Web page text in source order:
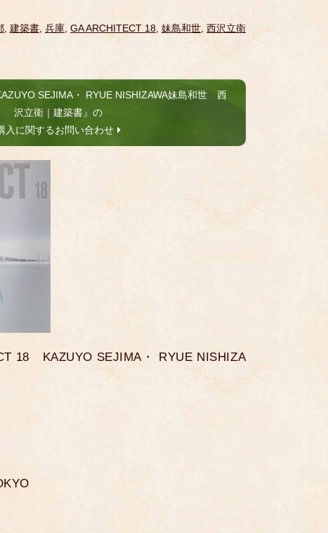
, 建築書, 兵庫, GA ARCHITECT 18, 妹島和世, 西沢立衛
SEJIMA・ RYUE NISHIZAWA妹島和世 西
沢立衛｜建築書』の
入に関するお問い合わせ
18 KAZUYO SEJIMA・ RYUE NISHIZA